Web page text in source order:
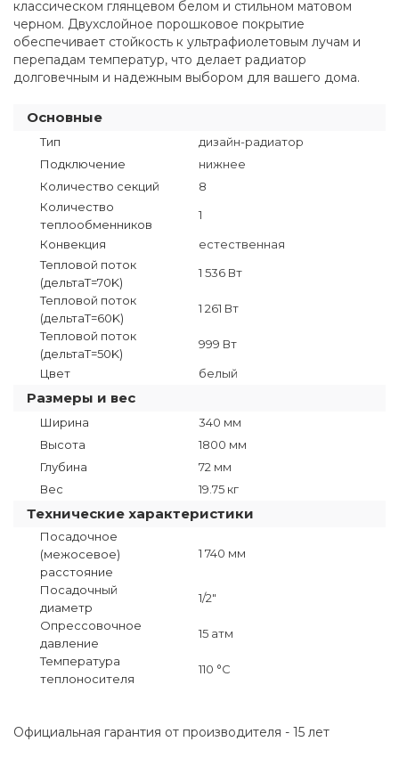
классическом глянцевом белом и стильном матовом
черном. Двухслойное порошковое покрытие
обеспечивает стойкость к ультрафиолетовым лучам и
перепадам температур, что делает радиатор
долговечным и надежным выбором для вашего дома.
Основные
Тип
дизайн-радиатор
Подключение
нижнее
Количество секций
8
Количество
теплообменников
1
Конвекция
естественная
Тепловой поток
(дельтаT=70K)
1 536 Вт
Тепловой поток
(дельтаТ=60K)
1 261 Вт
Тепловой поток
(дельтаТ=50K)
999 Вт
Цвет белый
Размеры и вес
Ширина
340 мм
Высота
1800 мм
Глубина
72 мм
Вес
19.75 кг
Технические характеристики
Посадочное
(межосевое)
расстояние
1 740 мм
Посадочный
диаметр
1/2"
Опрессовочное
давление
15 атм
Температура
теплоносителя
110 °C
Официальная гарантия от производителя - 15 лет